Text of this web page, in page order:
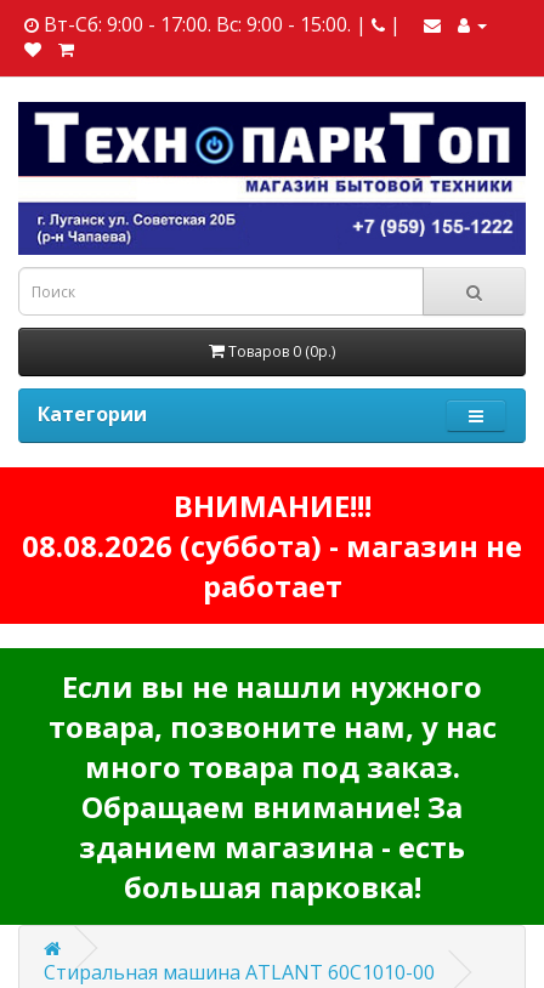
Вт-Сб: 9:00 - 17:00. Вс: 9:00 - 15:00. | |
Товаров 0 (0р.)
Категории
ВНИМАНИЕ!!!
08.08.2026 (суббота) - магазин не
работает
Если вы не нашли нужного
товара, позвоните нам, у нас
много товара под заказ.
Обращаем внимание! За
зданием магазина - есть
большая парковка!
Стиральная машина ATLANT 60С1010-00